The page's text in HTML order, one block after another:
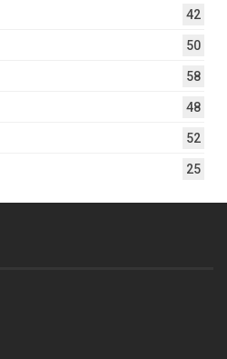
42
50
58
48
52
25